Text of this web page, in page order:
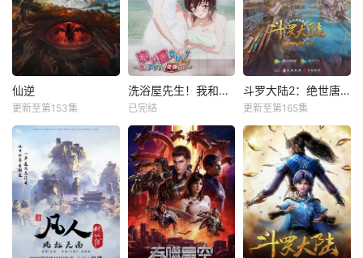
仙逆
更新至第153集
洗浴屋先生！我和那家伙在女浴池！？
已完结
斗罗大陆2：绝世唐门
更新至第165集